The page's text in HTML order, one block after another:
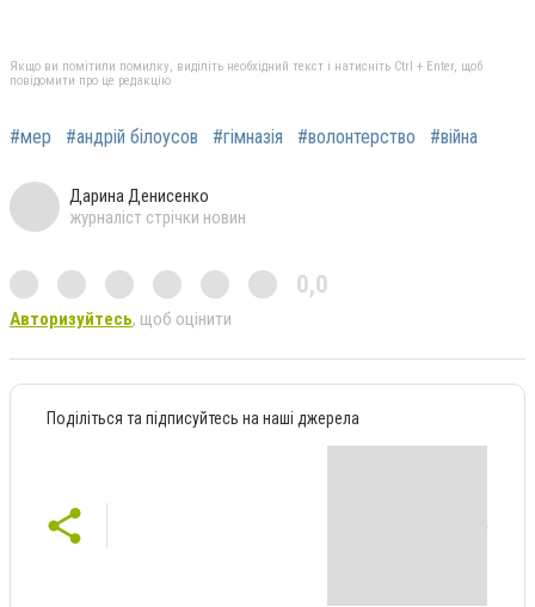
Якщо ви помітили помилку, виділіть необхідний текст і натисніть Ctrl + Enter, щоб
повідомити про це редакцію
#мер #андрій білоусов #гімназія #волонтерство #війна
Дарина Денисенко
журналіст стрічки новин
0,0
Авторизуйтесь, щоб оцінити
Поділіться та підписуйтесь на наші джерела